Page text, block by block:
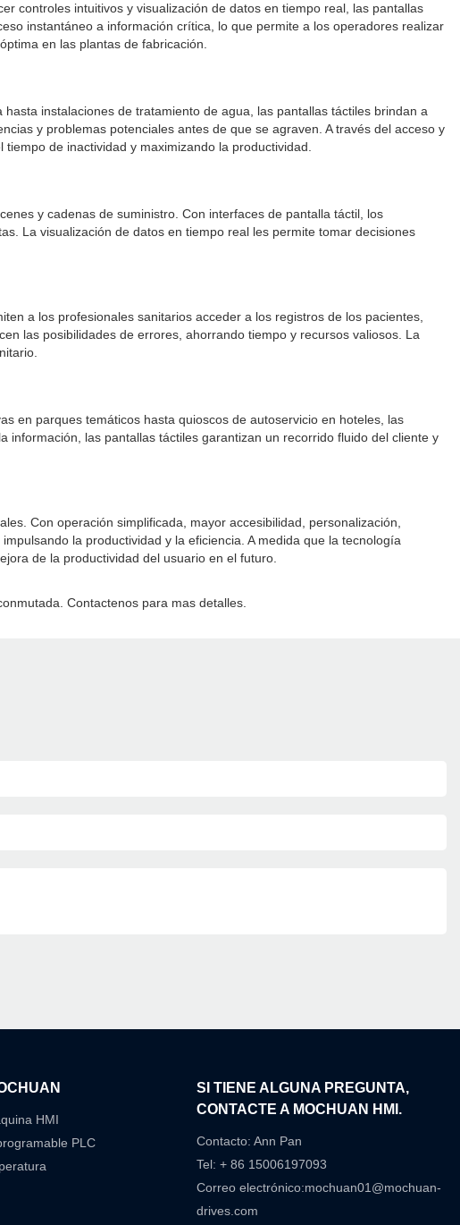
controles intuitivos y visualización de datos en tiempo real, las pantallas
instantáneo a información crítica, lo que permite a los operadores realizar
en las plantas de fabricación.
instalaciones de tratamiento de agua, las pantallas táctiles brindan a
y problemas potenciales antes de que se agraven. A través del acceso y
de inactividad y maximizando la productividad.
y cadenas de suministro. Con interfaces de pantalla táctil, los
La visualización de datos en tiempo real les permite tomar decisiones
a los profesionales sanitarios acceder a los registros de los pacientes,
las posibilidades de errores, ahorrando tiempo y recursos valiosos. La
en parques temáticos hasta quioscos de autoservicio en hoteles, las
las pantallas táctiles garantizan un recorrido fluido del cliente y
Con operación simplificada, mayor accesibilidad, personalización,
la productividad y la eficiencia. A medida que la tecnología
de la productividad del usuario en el futuro.
Contactenos para mas detalles.
HMI
PLC
SI TIENE ALGUNA PREGUNTA,
CONTACTE A MOCHUAN HMI.
Contacto: Ann Pan
Tel: + 86 15006197093
Correo electrónico:mochuan01@mochuan-
drives.com